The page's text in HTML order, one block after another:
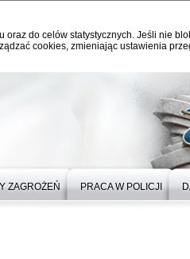
do celów statystycznych. Jeśli nie
cookies, zmieniając ustawienia
ZAGROŻEŃ PRACA W POLICJI